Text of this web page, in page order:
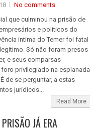
No comments
que culminou na prisão de
e políticos do
íntima do Temer foi fatal
Só não foram presos
e seus comparsas
privilegiado na esplanada
de se perguntar, a estas
jurídicos...
Read More
JÁ ERA